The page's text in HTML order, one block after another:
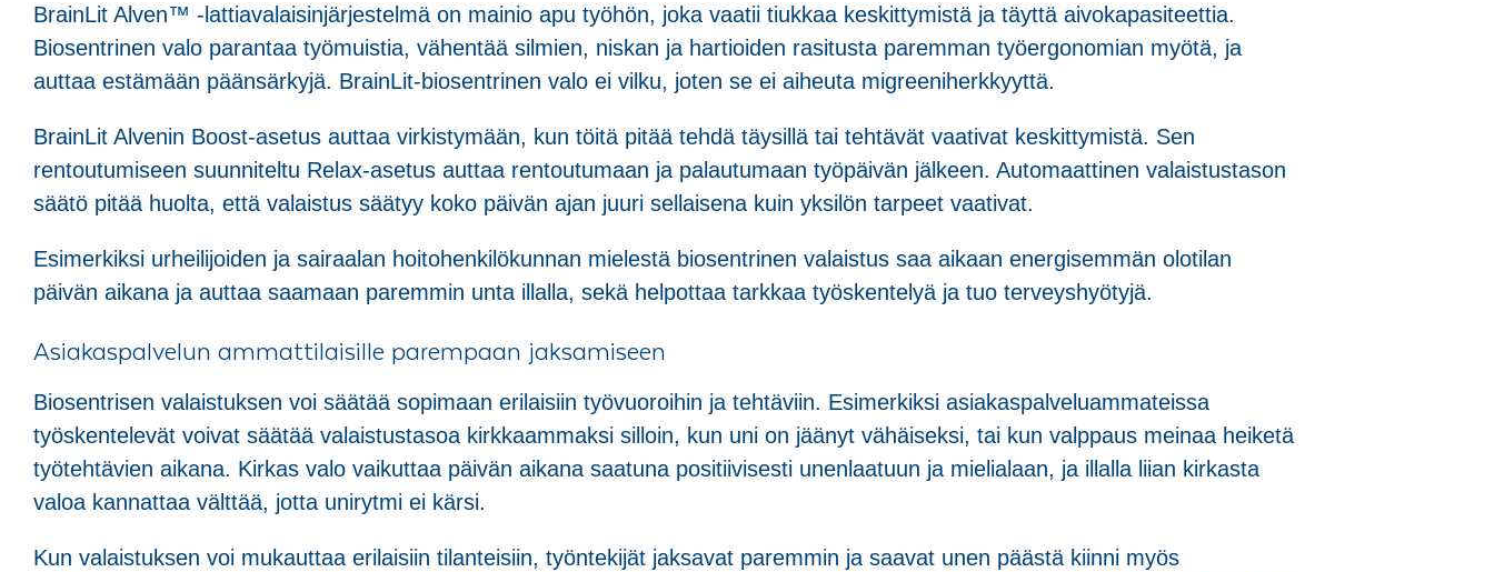
BrainLit Alven™ -lattiavalaisinjärjestelmä on mainio apu työhön, joka vaatii tiukkaa keskittymistä ja täyttä aivokapasiteettia.
Biosentrinen valo parantaa työmuistia, vähentää silmien, niskan ja hartioiden rasitusta paremman työergonomian myötä, ja
auttaa estämään päänsärkyjä. BrainLit-biosentrinen valo ei vilku, joten se ei aiheuta migreeniherkkyyttä.
BrainLit Alvenin Boost-asetus auttaa virkistymään, kun töitä pitää tehdä täysillä tai tehtävät vaativat keskittymistä. Sen
rentoutumiseen suunniteltu Relax-asetus auttaa rentoutumaan ja palautumaan työpäivän jälkeen. Automaattinen valaistustason
säätö pitää huolta, että valaistus säätyy koko päivän ajan juuri sellaisena kuin yksilön tarpeet vaativat.
Esimerkiksi urheilijoiden ja sairaalan hoitohenkilökunnan mielestä biosentrinen valaistus saa aikaan energisemmän olotilan
päivän aikana ja auttaa saamaan paremmin unta illalla, sekä helpottaa tarkkaa työskentelyä ja tuo terveyshyötyjä.
Asiakaspalvelun ammattilaisille parempaan jaksamiseen
Biosentrisen valaistuksen voi säätää sopimaan erilaisiin työvuoroihin ja tehtäviin. Esimerkiksi asiakaspalveluammateissa
työskentelevät voivat säätää valaistustasoa kirkkaammaksi silloin, kun uni on jäänyt vähäiseksi, tai kun valppaus meinaa heiketä
työtehtävien aikana. Kirkas valo vaikuttaa päivän aikana saatuna positiivisesti unenlaatuun ja mielialaan, ja illalla liian kirkasta
valoa kannattaa välttää, jotta unirytmi ei kärsi.
Kun valaistuksen voi mukauttaa erilaisiin tilanteisiin, työntekijät jaksavat paremmin ja saavat unen päästä kiinni myös